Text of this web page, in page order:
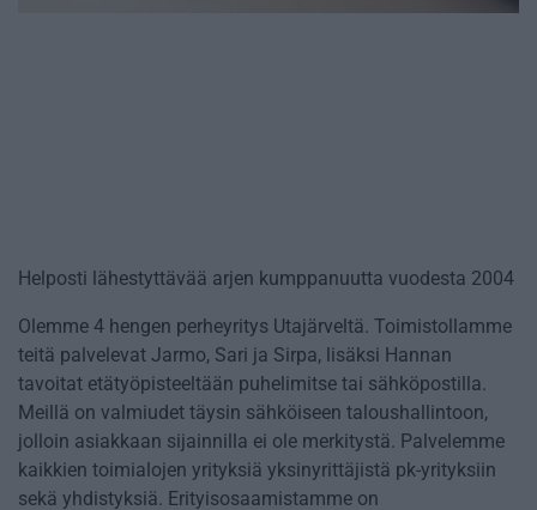
Helposti lähestyttävää arjen kumppanuutta vuodesta 2004
Olemme 4 hengen perheyritys Utajärveltä. Toimistollamme
teitä palvelevat Jarmo, Sari ja Sirpa, lisäksi Hannan
tavoitat etätyöpisteeltään puhelimitse tai sähköpostilla.
Meillä on valmiudet täysin sähköiseen taloushallintoon,
jolloin asiakkaan sijainnilla ei ole merkitystä. Palvelemme
kaikkien toimialojen yrityksiä yksinyrittäjistä pk-yrityksiin
sekä yhdistyksiä. Erityisosaamistamme on